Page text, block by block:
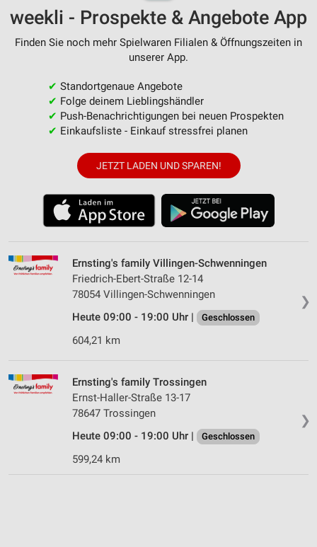
weekli - Prospekte & Angebote App
Finden Sie noch mehr Spielwaren Filialen & Öffnungszeiten in
unserer App.
✔ Standortgenaue Angebote
✔ Folge deinem Lieblingshändler
✔ Push-Benachrichtigungen bei neuen Prospekten
✔ Einkaufsliste - Einkauf stressfrei planen
JETZT LADEN UND SPAREN!
❯
Ernsting's family Villingen-Schwenningen
Friedrich-Ebert-Straße 12-14
78054 Villingen-Schwenningen
Heute 09:00 - 19:00 Uhr |
Geschlossen
604,21 km
❯
Ernsting's family Trossingen
Ernst-Haller-Straße 13-17
78647 Trossingen
Heute 09:00 - 19:00 Uhr |
Geschlossen
599,24 km